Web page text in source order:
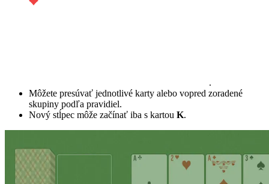
.
Môžete presúvať jednotlivé karty alebo vopred zoradené
skupiny podľa pravidiel.
Nový stĺpec môže začínať iba s kartou K.